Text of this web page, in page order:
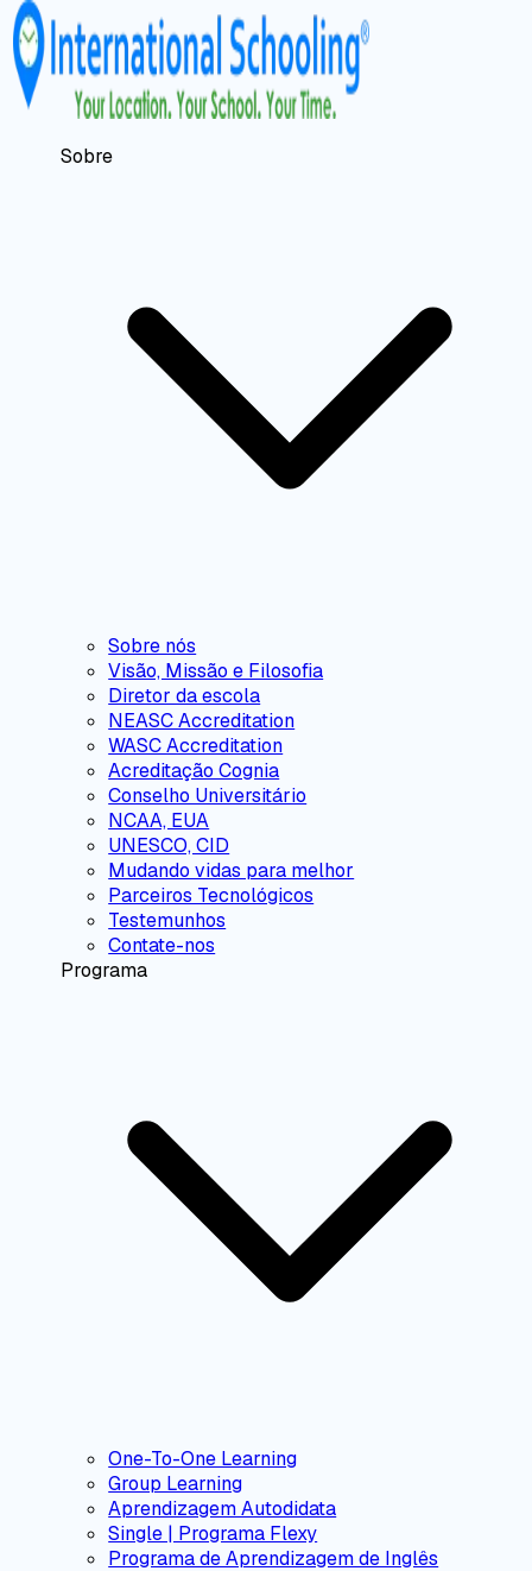
Sobre
Sobre nós
Visão, Missão e Filosofia
Diretor da escola
NEASC Accreditation
WASC Accreditation
Acreditação Cognia
Conselho Universitário
NCAA, EUA
UNESCO, CID
Mudando vidas para melhor
Parceiros Tecnológicos
Testemunhos
Contate-nos
Programa
One-To-One Learning
Group Learning
Aprendizagem Autodidata
Single | Programa Flexy
Programa de Aprendizagem de Inglês